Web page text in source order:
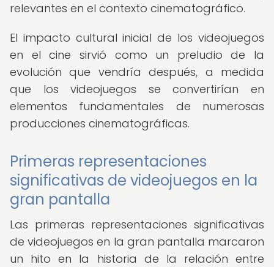
relevantes en el contexto cinematográfico.
El impacto cultural inicial de los videojuegos
en el cine sirvió como un preludio de la
evolución que vendría después, a medida
que los videojuegos se convertirían en
elementos fundamentales de numerosas
producciones cinematográficas.
Primeras representaciones
significativas de videojuegos en la
gran pantalla
Las primeras representaciones significativas
de videojuegos en la gran pantalla marcaron
un hito en la historia de la relación entre